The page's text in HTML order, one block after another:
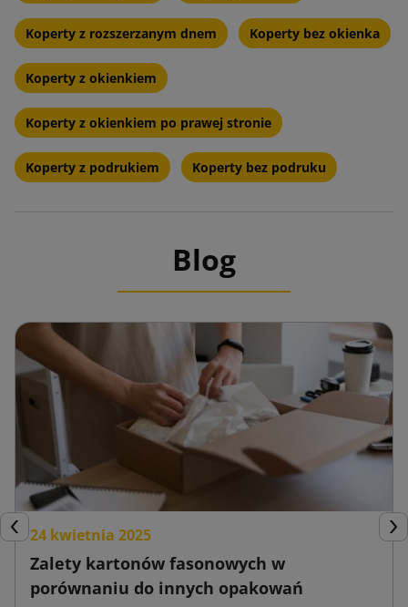
Koperty z rozszerzanym dnem Koperty bez okienka
Koperty z okienkiem
Koperty z okienkiem po prawej stronie
Koperty z podrukiem Koperty bez podruku
Blog
Poprzedni
24 kwietnia 2025
Zalety kartonów fasonowych w
porównaniu do innych opakowań